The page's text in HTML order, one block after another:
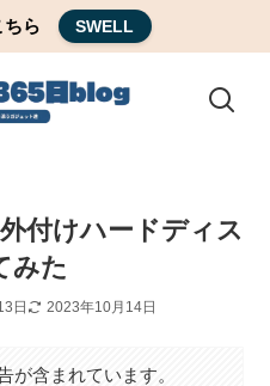
ら SWELL
付けハードディス
みた
日 2023年10月14日
が含まれています。